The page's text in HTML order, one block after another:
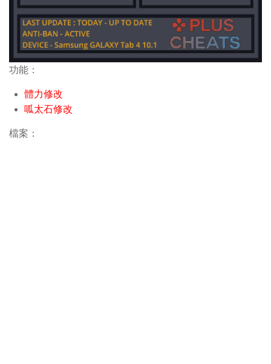
功能：
體力修改
呱太石修改
檔案：